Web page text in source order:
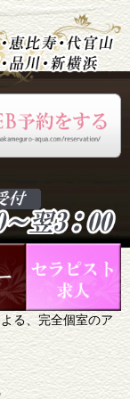
る、完全個室のア